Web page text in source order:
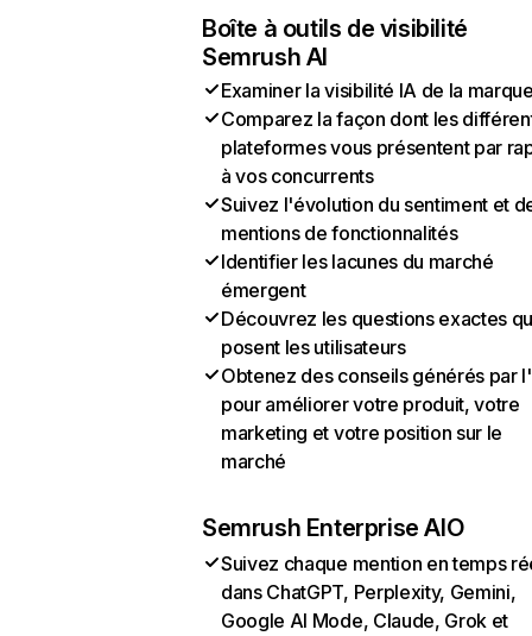
Boîte à outils de visibilité
Semrush AI
Examiner la visibilité IA de la
Comparez la façon dont les
plateformes vous présentent par
à vos concurrents
Suivez l'évolution du sentiment et
mentions de fonctionnalités
Identifier les lacunes du marché
émergent
Découvrez les questions exactes
posent les utilisateurs
Obtenez des conseils générés par
pour améliorer votre produit, votre
marketing et votre position sur le
marché
Semrush Enterprise AIO
Suivez chaque mention en temps
dans ChatGPT, Perplexity, Gemini,
Google AI Mode, Claude, Grok et